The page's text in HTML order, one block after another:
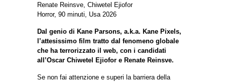
Renate Reinsve, Chiwetel Ejiofor
Horror, 90 minuti, Usa 2026
Dal genio di Kane Parsons, a.k.a. Kane Pixels,
l’attesissimo film tratto dal fenomeno globale
che ha terrorizzato il web, con i candidati
all’Oscar Chiwetel Ejiofor e Renate Reinsve.
Se non fai attenzione e superi la barriera della